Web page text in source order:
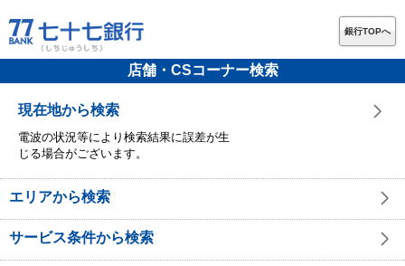
銀行TOPへ
店舗・CSコーナー検索
現在地から検索
電波の状況等により検索結果に誤差が生
じる場合がございます。
エリアから検索
サービス条件から検索